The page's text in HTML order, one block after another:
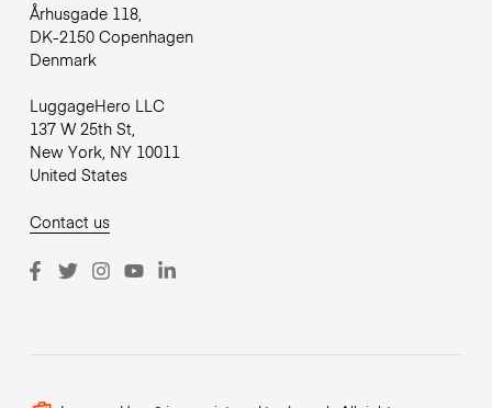
Århusgade 118,
DK-2150 Copenhagen
Denmark
LuggageHero LLC
137 W 25th St,
New York, NY 10011
United States
Contact us